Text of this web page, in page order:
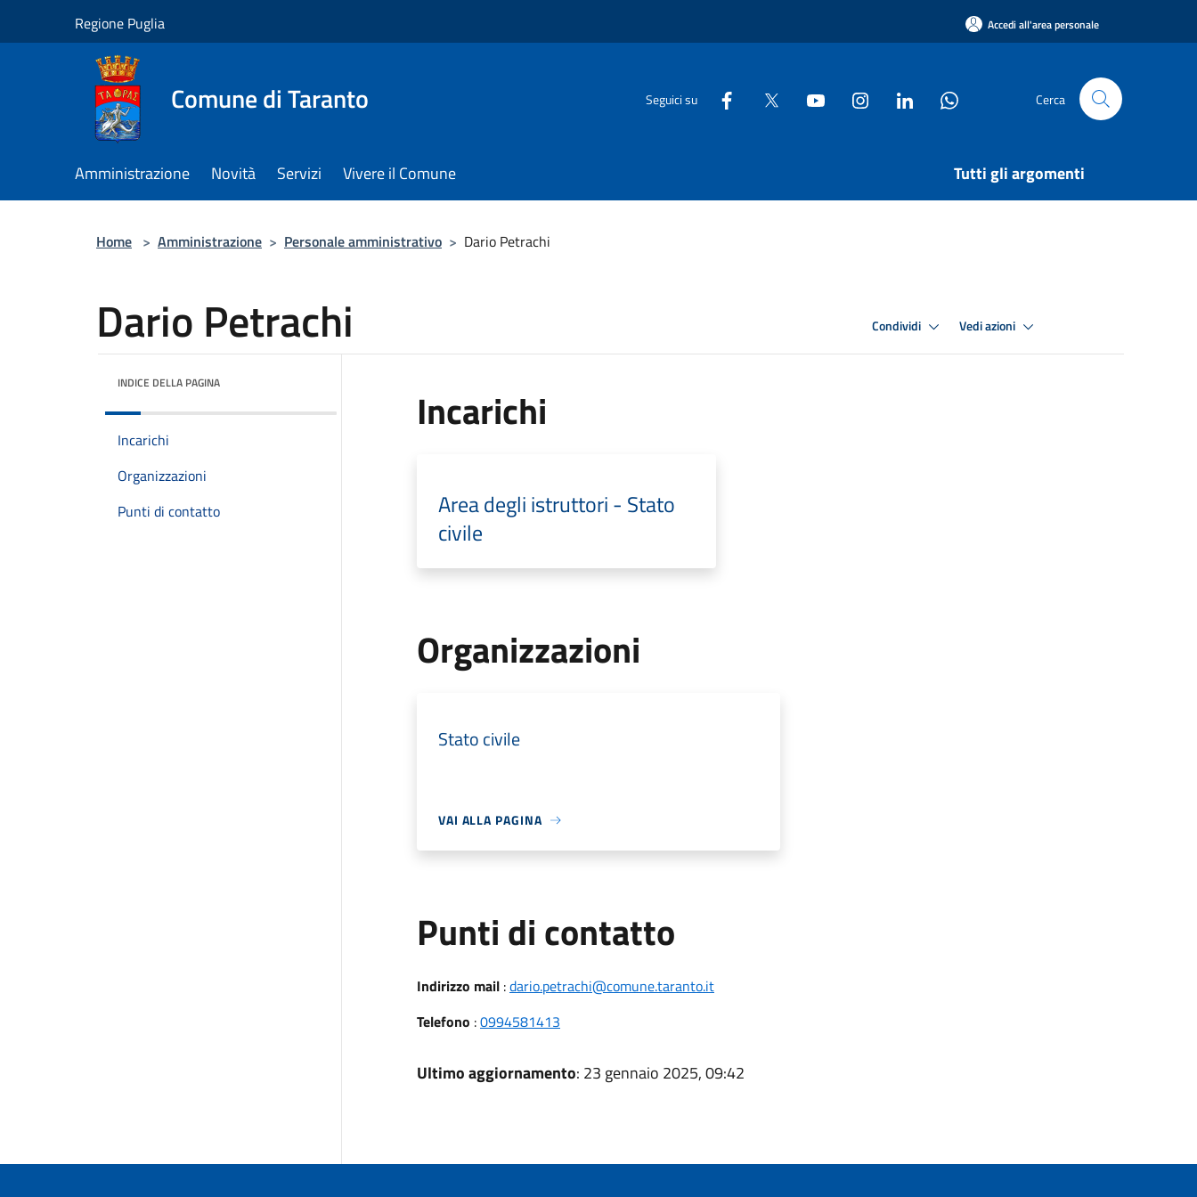
Regione Puglia Accedi all'area personale
Comune di Taranto Seguici su Cerca
Amministrazione Novità Servizi Vivere il Comune Tutti gli argomenti
Home > Amministrazione > Personale amministrativo > Dario Petrachi
Dario Petrachi Condividi Vedi azioni
INDICE DELLA PAGINA
Incarichi
Organizzazioni
Punti di contatto
Incarichi
Area degli istruttori - Stato
civile
Organizzazioni
Stato civile
VAI ALLA PAGINA
Punti di contatto
Indirizzo mail:dario.petrachi@comune.taranto.it
Telefono :0994581413
Ultimo aggiornamento: 23 gennaio 2025, 09:42